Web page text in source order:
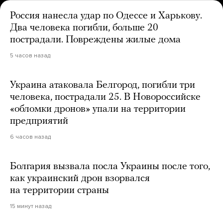
Россия нанесла удар по Одессе и Харькову.
Два человека погибли, больше 20
пострадали. Повреждены жилые дома
5 часов назад
Украина атаковала Белгород, погибли три
человека, пострадали 25. В Новороссийске
«обломки дронов» упали на территории
предприятий
6 часов назад
Болгария вызвала посла Украины после того,
как украинский дрон взорвался
на территории страны
15 минут назад